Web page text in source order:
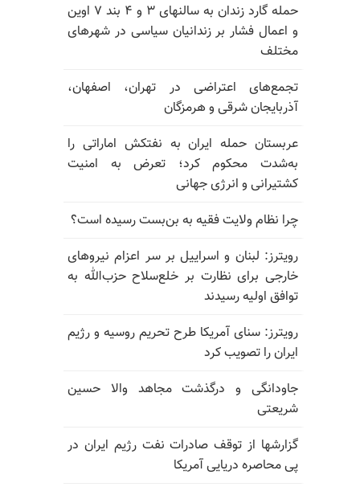
حمله گارد زندان به سالنهای ۳ و ۴ بند ۷ اوین
و اعمال فشار بر زندانیان سیاسی در شهرهای
مختلف
تجمع‌های اعتراضی در تهران، اصفهان،
آذربایجان شرقی و هرمزگان
عربستان حمله ایران به نفتکش اماراتی را
به‌شدت محکوم کرد؛ تعرض به امنیت
کشتیرانی و انرژی جهانی
چرا نظام ولایت فقیه به بن‌بست رسیده است؟
رویترز: لبنان و اسراییل بر سر اعزام نیروهای
خارجی برای نظارت بر خلع‌سلاح حزب‌الله به
توافق اولیه رسیدند
رویترز: سنای آمریکا طرح تحریم روسیه و رژیم
ایران را تصویب کرد
جاودانگی و درگذشت مجاهد والا حسین
شریعتی
گزارشها از توقف صادرات نفت رژیم ایران در
پی محاصره دریایی آمریکا